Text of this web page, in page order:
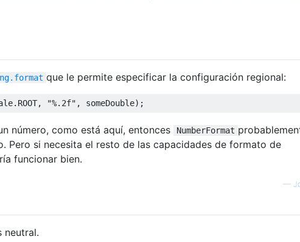
que le permite especificar la configuración regional:
. ROOT, "%.2f" , someDouble);
número, como está aquí, entonces NumberFormat
Pero si necesita el resto de las capacidades de formato de
funcionar bien.
—
neutral.